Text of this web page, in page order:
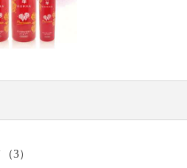
ー、ＡＭＰ、フェノキシ
オイテンジクアオイ油、
木油 、ラベンダー油
かよく注意して使用して
に異常がある場合は使用
れ、かゆみ、刺激などの
（3）